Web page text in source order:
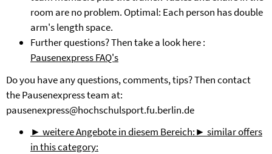
room are no problem. Optimal: Each person has double
arm's length space.
Further questions? Then take a look here :
Pausenexpress FAQ's
Do you have any questions, comments, tips? Then contact
the Pausenexpress team at:
pausenexpress@hochschulsport.fu.berlin.de
► weitere Angebote in diesem Bereich:► similar offers
in this category: